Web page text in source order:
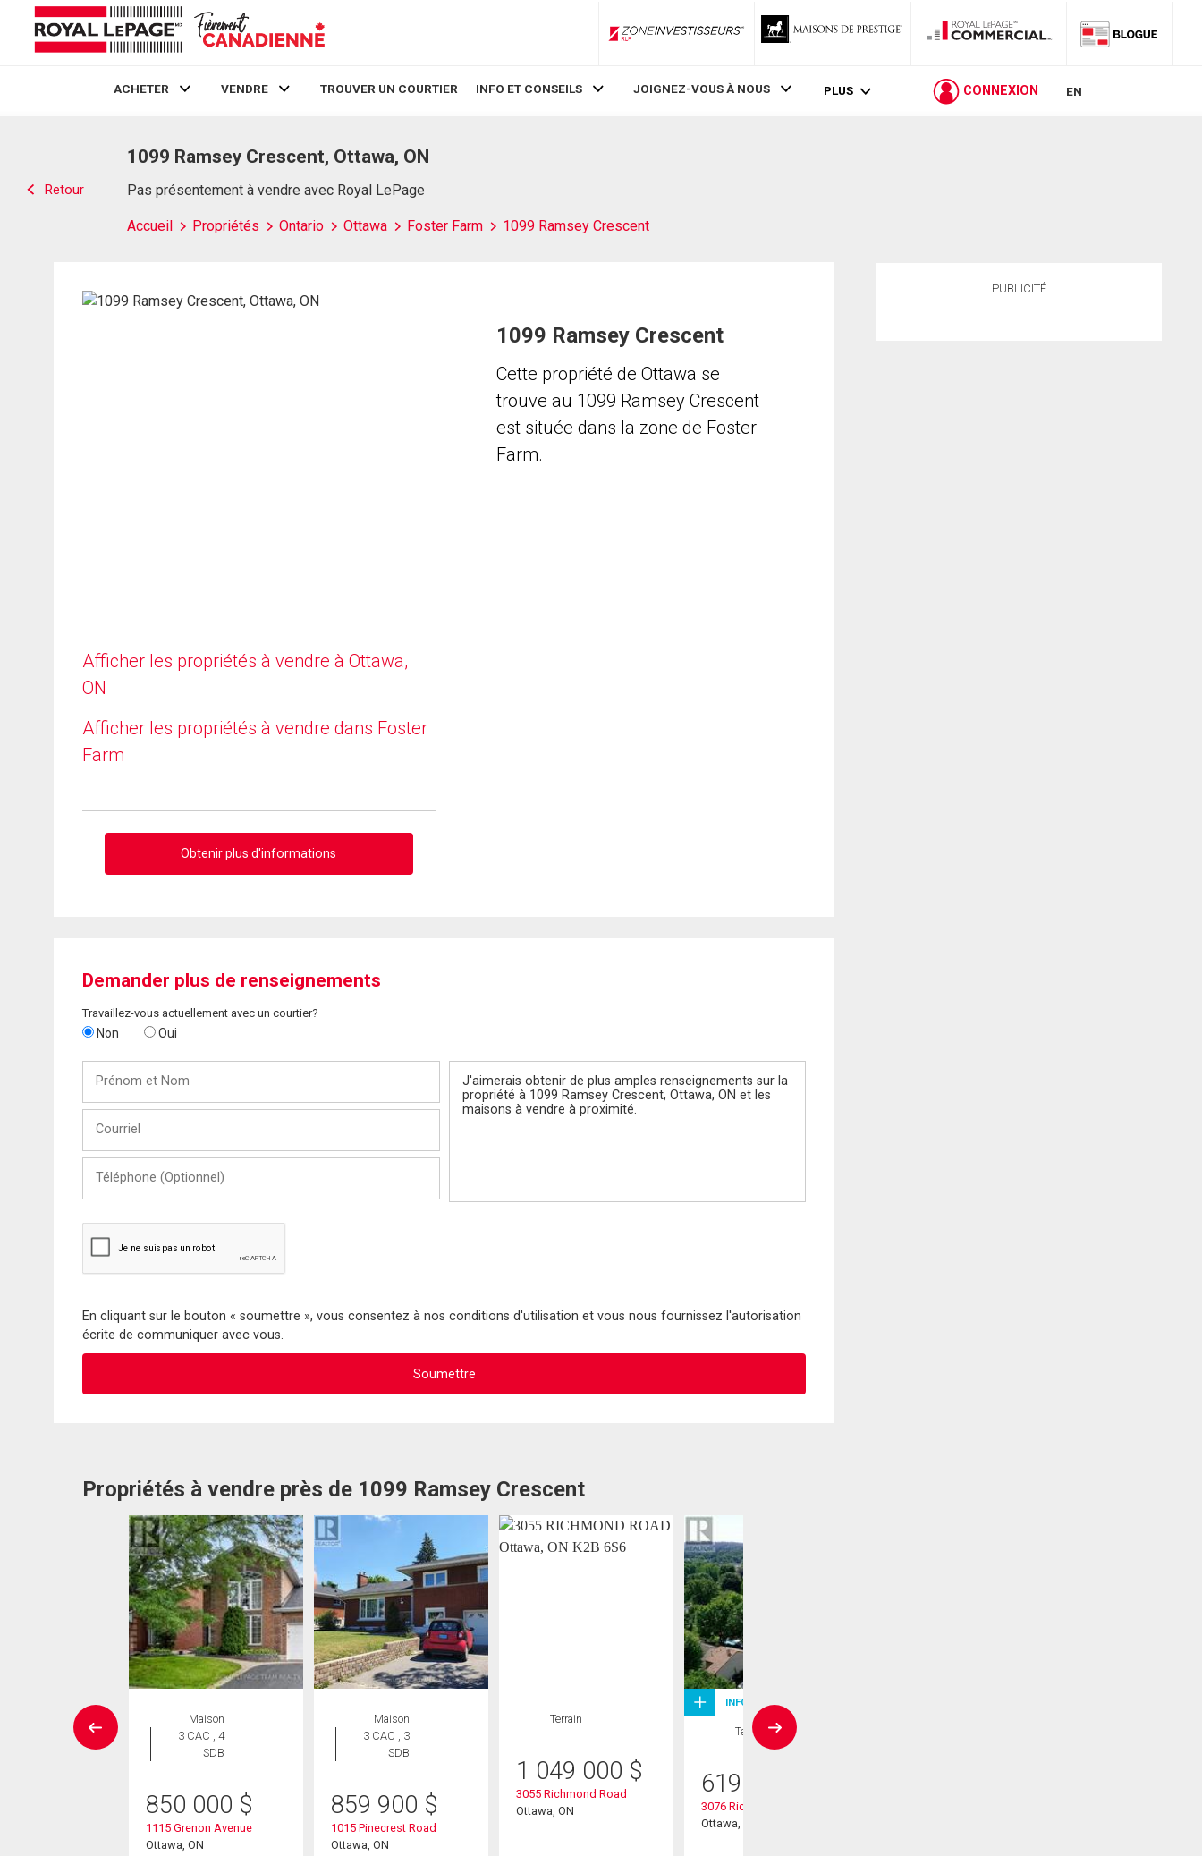
ZoneInvestisseurs RLP
ACHETER VENDRE TROUVER UN COURTIER INFO ET CONSEILS JOIGNEZ-VOUS À NOUS PLUS CONNEXION EN
Retour
1099 Ramsey Crescent, Ottawa, ON
Pas présentement à vendre avec Royal LePage
Accueil Propriétés Ontario Ottawa Foster Farm 1099 Ramsey Crescent
Afficher les propriétés à vendre à Ottawa,
ON
Afficher les propriétés à vendre dans Foster
Farm
Obtenir plus d'informations
1099 Ramsey Crescent
Cette propriété de Ottawa se
trouve au 1099 Ramsey Crescent
est située dans la zone de Foster
Farm.
Demander plus de renseignements
Travaillez-vous actuellement avec un courtier?
Non Oui
Nom
(Optionnel)
En cliquant sur le bouton « soumettre », vous consentez à nos conditions d'utilisation et vous nous fournissez l'autorisation
écrite de communiquer avec vous.
Propriétés à vendre près de 1099 Ramsey Crescent
Maison
3 CAC , 4
SDB
850 000 $
1115 Grenon Avenue
Ottawa, ON
Maison
3 CAC , 3
SDB
859 900 $
1015 Pinecrest Road
Ottawa, ON
Terrain
1 049 000 $
3055 Richmond Road
Ottawa, ON
INFOPLUS+
Terrain
619 900
3076 Richmond Road
Ottawa, ON
PUBLICITÉ